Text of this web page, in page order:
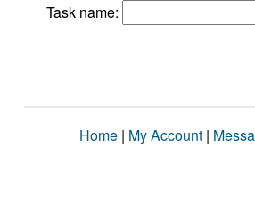
Task name:
Home | My Account |